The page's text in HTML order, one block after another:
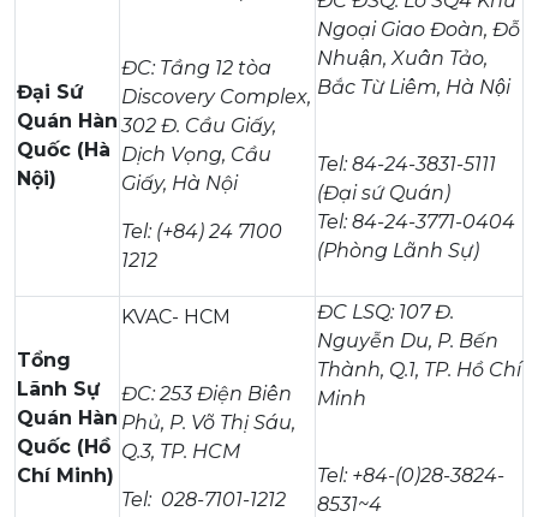
Đại Sứ
Quán Hàn
Quốc (Hà
Nội)
ĐC: Tầng 12 tòa
Discovery Complex,
302 Đ. Cầu Giấy,
Dịch Vọng, Cầu
Giấy, Hà Nội
Tel: (+84) 24 7100
1212
Ngoại Giao Đoàn, Đỗ
Nhuận, Xuân Tảo,
Bắc Từ Liêm, Hà Nội
Tel: 84-24-3831-5111
(Đại sứ Quán)
Tel: 84-24-3771-0404
(Phòng Lãnh Sự)
Tổng
Lãnh Sự
Quán Hàn
Quốc (Hồ
Chí Minh)
KVAC- HCM
ĐC: 253 Điện Biên
Phủ, P. Võ Thị Sáu,
Q.3, TP. HCM
Tel: 028-7101-1212
ĐC LSQ: 107 Đ.
Nguyễn Du, P. Bến
Thành, Q.1, TP. Hồ Chí
Minh
Tel: +84-(0)28-3824-
8531~4